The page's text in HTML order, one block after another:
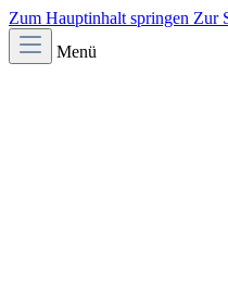
Zum Hauptinhalt springen Zur
Menü